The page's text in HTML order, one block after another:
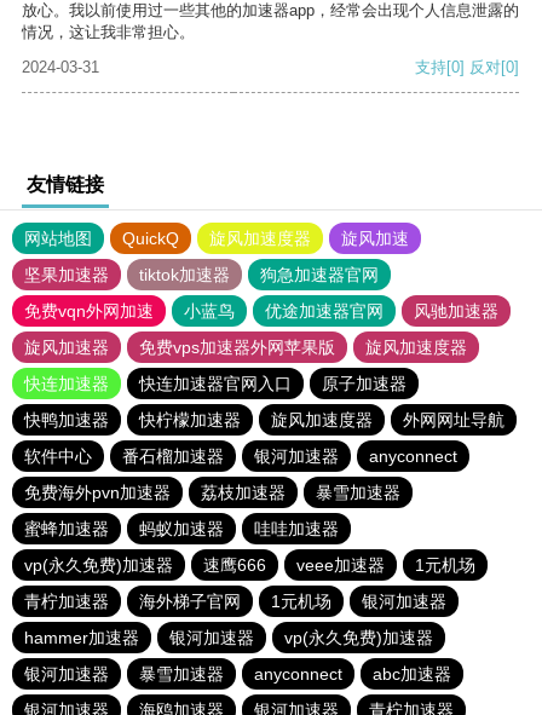
放心。我以前使用过一些其他的加速器app，经常会出现个人信息泄露的
情况，这让我非常担心。
2024-03-31
支持[0] 反对[0]
友情链接
网站地图 QuickQ 旋风加速度器
旋风加速
坚果加速器
tiktok加速器
狗急加速器官网
免费vqn外网加速
小蓝鸟 优途加速器官网
风驰加速器
旋风加速器
免费vps加速器外网苹果版
旋风加速度器
快连加速器
快连加速器官网入口
原子加速器
快鸭加速器
快柠檬加速器 旋风加速度器
外网网址导航
软件中心
番石榴加速器 银河加速器
anyconnect
免费海外pvn加速器
荔枝加速器
暴雪加速器
蜜蜂加速器
蚂蚁加速器
哇哇加速器
vp(永久免费)加速器
速鹰666 veee加速器
1元机场
青柠加速器
海外梯子官网 1元机场
银河加速器
hammer加速器
银河加速器
vp(永久免费)加速器
银河加速器
暴雪加速器 anyconnect
abc加速器
银河加速器
海鸥加速器 银河加速器 青柠加速器